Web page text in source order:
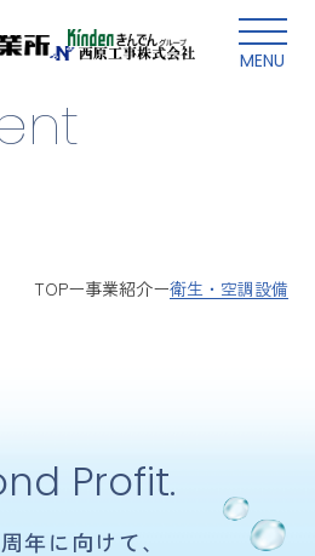
MENU
TOP 事業紹介 衛生・空調設備
Profit.
年に向けて、